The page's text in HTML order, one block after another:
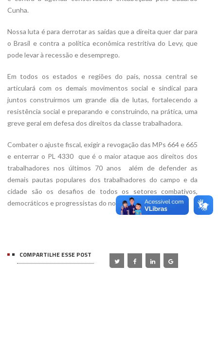
Cunha.
Nossa luta é para derrotar as saídas que a direita quer dar para
o Brasil e contra a política econômica restritiva do Levy, que
pode levar à recessão e desemprego.
Em todos os estados e regiões do país, nossa central se
articulará com os demais movimentos social e sindical para
juntos construirmos um grande dia de lutas, fortalecendo a
resistência social e preparando e construindo, na prática, uma
greve geral em defesa dos direitos da classe trabalhadora.
Combater o ajuste fiscal, exigir a revogação das MPs 664 e 665
e enterrar o PL 4330  que é o maior ataque aos direitos dos
trabalhadores nos últimos 70 anos  além de defender as
demais pautas populares dos trabalhadores do campo e da
cidade são os desafios de todos os setores combativos,
democráticos e progressistas do nosso país.
COMPARTILHE ESSE POST